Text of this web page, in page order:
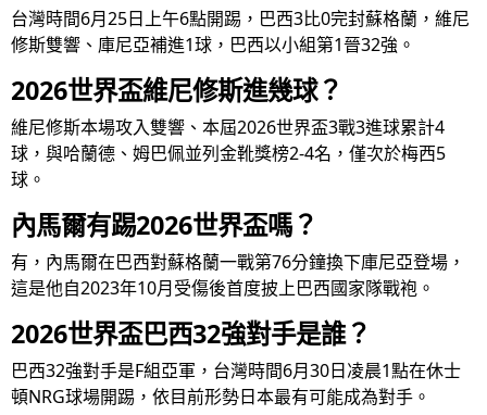
台灣時間6月25日上午6點開踢，巴西3比0完封蘇格蘭，維尼
修斯雙響、庫尼亞補進1球，巴西以小組第1晉32強。
2026世界盃維尼修斯進幾球？
維尼修斯本場攻入雙響、本屆2026世界盃3戰3進球累計4
球，與哈蘭德、姆巴佩並列金靴獎榜2-4名，僅次於梅西5
球。
內馬爾有踢2026世界盃嗎？
有，內馬爾在巴西對蘇格蘭一戰第76分鐘換下庫尼亞登場，
這是他自2023年10月受傷後首度披上巴西國家隊戰袍。
2026世界盃巴西32強對手是誰？
巴西32強對手是F組亞軍，台灣時間6月30日凌晨1點在休士
頓NRG球場開踢，依目前形勢日本最有可能成為對手。